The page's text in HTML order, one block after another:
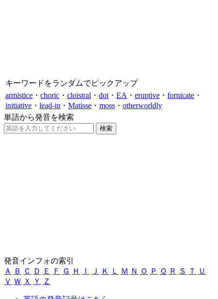
キーワードをランダムでピックアップ
armistice ・ choric ・ cloistral ・ dot ・ EA ・ eruptive ・ fornicate ・
initiative ・ lead-in ・ Matisse ・ moss ・ otherworldly
単語から発音を検索
発音インフォの索引
Ａ
Ｂ Ｃ Ｄ Ｅ Ｆ Ｇ Ｈ Ｉ Ｊ Ｋ Ｌ Ｍ Ｎ Ｏ Ｐ Ｑ Ｒ Ｓ Ｔ
Ｕ
Ｖ Ｗ Ｘ Ｙ Ｚ